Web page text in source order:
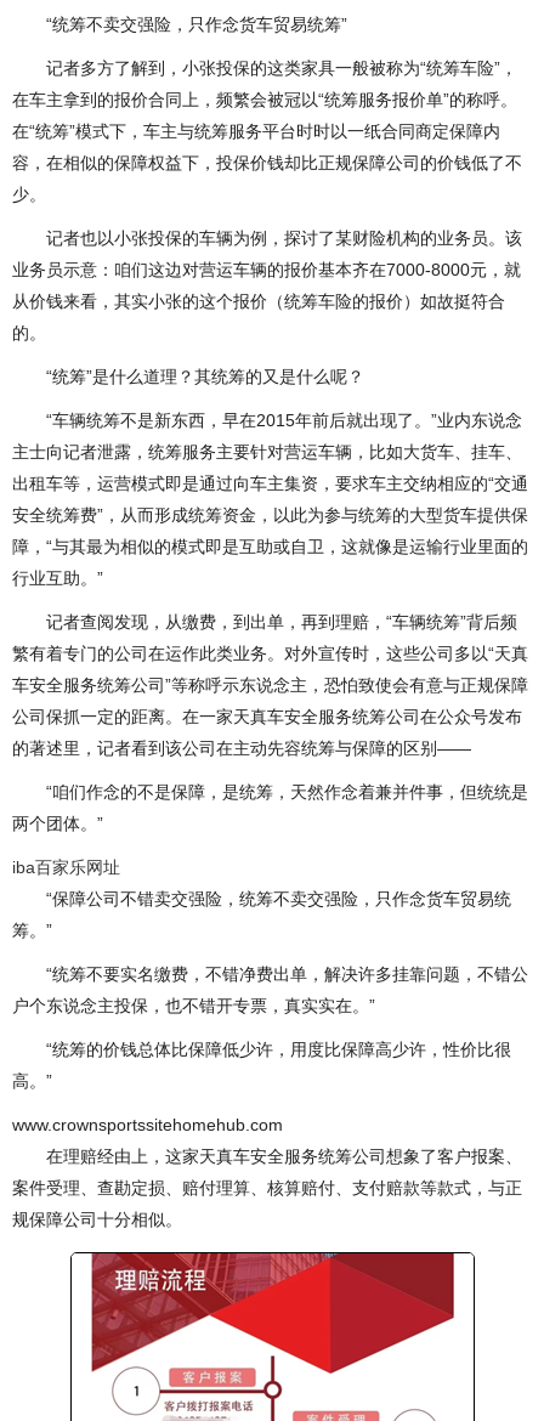
“统筹不卖交强险，只作念货车贸易统筹”
记者多方了解到，小张投保的这类家具一般被称为“统筹车险”，
在车主拿到的报价合同上，频繁会被冠以“统筹服务报价单”的称呼。
在“统筹”模式下，车主与统筹服务平台时时以一纸合同商定保障内
容，在相似的保障权益下，投保价钱却比正规保障公司的价钱低了不
少。
记者也以小张投保的车辆为例，探讨了某财险机构的业务员。该
业务员示意：咱们这边对营运车辆的报价基本齐在7000-8000元，就
从价钱来看，其实小张的这个报价（统筹车险的报价）如故挺符合
的。
“统筹”是什么道理？其统筹的又是什么呢？
“车辆统筹不是新东西，早在2015年前后就出现了。”业内东说念
主士向记者泄露，统筹服务主要针对营运车辆，比如大货车、挂车、
出租车等，运营模式即是通过向车主集资，要求车主交纳相应的“交通
安全统筹费”，从而形成统筹资金，以此为参与统筹的大型货车提供保
障，“与其最为相似的模式即是互助或自卫，这就像是运输行业里面的
行业互助。”
记者查阅发现，从缴费，到出单，再到理赔，“车辆统筹”背后频
繁有着专门的公司在运作此类业务。对外宣传时，这些公司多以“天真
车安全服务统筹公司”等称呼示东说念主，恐怕致使会有意与正规保障
公司保抓一定的距离。在一家天真车安全服务统筹公司在公众号发布
的著述里，记者看到该公司在主动先容统筹与保障的区别——
“咱们作念的不是保障，是统筹，天然作念着兼并件事，但统统是
两个团体。”
iba百家乐网址
“保障公司不错卖交强险，统筹不卖交强险，只作念货车贸易统
筹。”
“统筹不要实名缴费，不错净费出单，解决许多挂靠问题，不错公
户个东说念主投保，也不错开专票，真实实在。”
“统筹的价钱总体比保障低少许，用度比保障高少许，性价比很
高。”
www.crownsportssitehomehub.com
在理赔经由上，这家天真车安全服务统筹公司想象了客户报案、
案件受理、查勘定损、赔付理算、核算赔付、支付赔款等款式，与正
规保障公司十分相似。